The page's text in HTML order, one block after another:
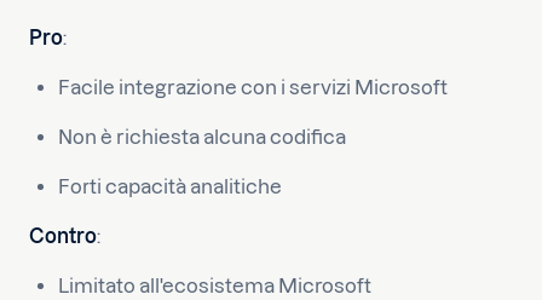
Pro:
Facile integrazione con i servizi Microsoft
Non è richiesta alcuna codifica
Forti capacità analitiche
Contro:
Limitato all'ecosistema Microsoft